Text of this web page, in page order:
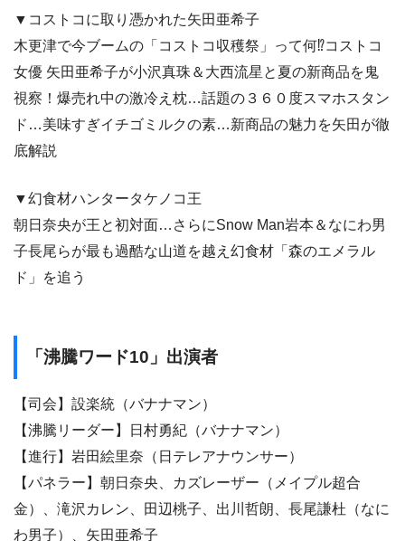
▼コストコに取り憑かれた矢田亜希子
木更津で今ブームの「コストコ収穫祭」って何⁉コストコ
女優 矢田亜希子が小沢真珠＆大西流星と夏の新商品を鬼
視察！爆売れ中の激冷え枕…話題の３６０度スマホスタン
ド…美味すぎイチゴミルクの素…新商品の魅力を矢田が徹
底解説
▼幻食材ハンタータケノコ王
朝日奈央が王と初対面…さらにSnow Man岩本＆なにわ男
子長尾らが最も過酷な山道を越え幻食材「森のエメラル
ド」を追う
「沸騰ワード10」出演者
【司会】設楽統（バナナマン）
【沸騰リーダー】日村勇紀（バナナマン）
【進行】岩田絵里奈（日テレアナウンサー）
【パネラー】朝日奈央、カズレーザー（メイプル超合
金）、滝沢カレン、田辺桃子、出川哲朗、長尾謙杜（なに
わ男子）、矢田亜希子